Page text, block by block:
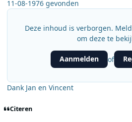
11-08-1976 gevonden
Deze inhoud is verborgen.
om deze te
Aanmelden of
Dank Jan en Vincent
Citeren